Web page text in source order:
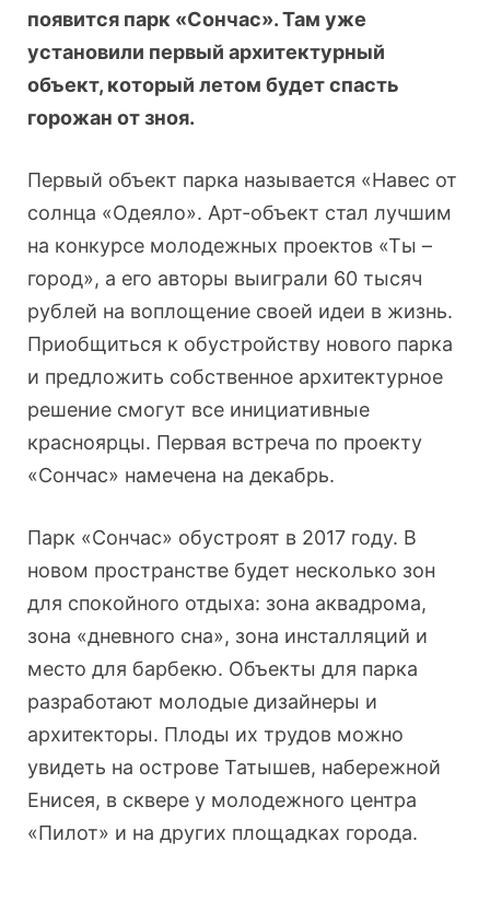
появится парк «Сончас». Там уже
установили первый архитектурный
объект, который летом будет спасть
горожан от зноя.
Первый объект парка называется «Навес от
солнца «Одеяло». Арт-объект стал лучшим
на конкурсе молодежных проектов «Ты –
город», а его авторы выиграли 60 тысяч
рублей на воплощение своей идеи в жизнь.
Приобщиться к обустройству нового парка
и предложить собственное архитектурное
решение смогут все инициативные
красноярцы. Первая встреча по проекту
«Сончас» намечена на декабрь.
Парк «Сончас» обустроят в 2017 году. В
новом пространстве будет несколько зон
для спокойного отдыха: зона аквадрома,
зона «дневного сна», зона инсталляций и
место для барбекю. Объекты для парка
разработают молодые дизайнеры и
архитекторы. Плоды их трудов можно
увидеть на острове Татышев, набережной
Енисея, в сквере у молодежного центра
«Пилот» и на других площадках города.